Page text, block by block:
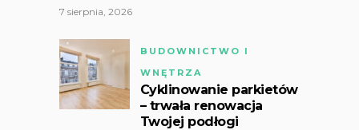
7 sierpnia, 2026
BUDOWNICTWO I
WNĘTRZA
Cyklinowanie parkietów
– trwała renowacja
Twojej podłogi